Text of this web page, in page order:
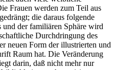
Frauen werden zum Teil aus
die daraus folgende
der familiären Sphäre wird
Durchdringung des
neuen Form der illustrierten und
Raum hat. Die Veränderung
darin, daß nicht mehr nur